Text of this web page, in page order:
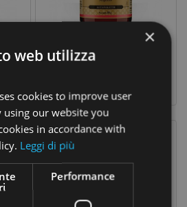
24,80 €
×
web utilizza
cookies to improve user
using our website you
in accordance with
Leggi di più
Performance